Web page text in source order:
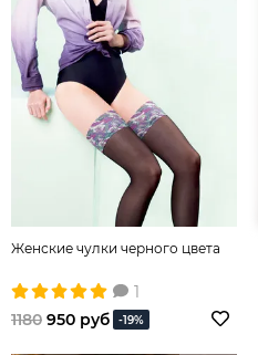
Женские чулки черного цвета
1
1180 950 руб -19%